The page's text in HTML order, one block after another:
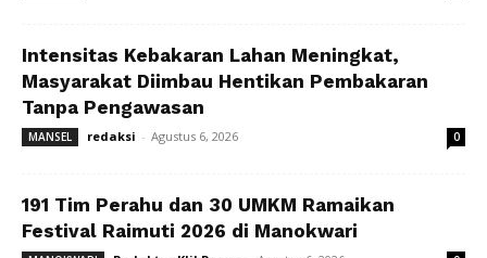
Intensitas Kebakaran Lahan Meningkat,
Masyarakat Diimbau Hentikan Pembakaran
Tanpa Pengawasan
MANSEL redaksi - Agustus 6, 2026 0
191 Tim Perahu dan 30 UMKM Ramaikan
Festival Raimuti 2026 di Manokwari